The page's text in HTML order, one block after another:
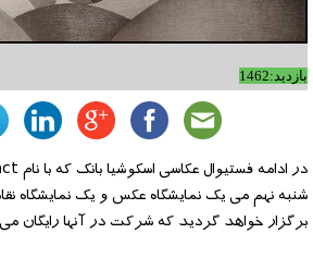
بازدید:1462
شنبه نهم می یک نمایشگاه عکس و یک نمایشگاه
برگزار خواهد گردید که شرکت در آنها رایگان